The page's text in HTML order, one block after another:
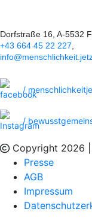
Dorfstraße 16, A-5532
+43 664 45 22 227,
/
/
Copyright 2026 |
Presse
AGB
Impressum